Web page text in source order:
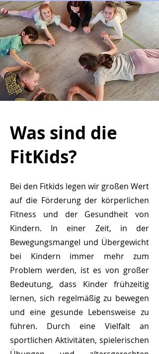
Was sind die
FitKids?
Bei den Fitkids legen wir großen Wert
auf die Förderung der körperlichen
Fitness und der Gesundheit von
Kindern. In einer Zeit, in der
Bewegungsmangel und Übergewicht
bei Kindern immer mehr zum
Problem werden, ist es von großer
Bedeutung, dass Kinder frühzeitig
lernen, sich regelmäßig zu bewegen
und eine gesunde Lebensweise zu
führen. Durch eine Vielfalt an
sportlichen Aktivitäten, spielerischen